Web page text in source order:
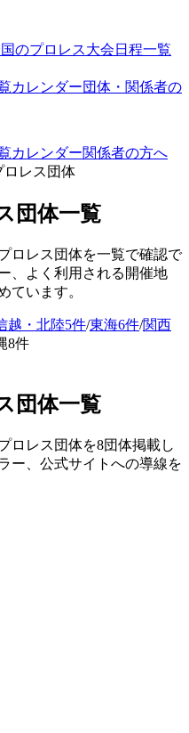
のプロレス大会日程一覧
カレンダー団体・関係者の
カレンダー関係者の方へ
ロレス団体
団体一覧
ロレス団体を一覧で確認で
、よく利用される開催地
ています。
越・北陸5件/東海6件/関西
8件
団体一覧
ロレス団体を8団体掲載し
ー、公式サイトへの導線を